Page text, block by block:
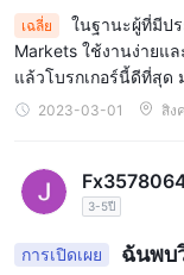
และ Swift จัดการสิ่งนี้
Sofort, EPS, iDeal แ
สำหรับรายละเอียดโดย
และกรอบเวลาที่รองรับ
Swiss Marketsเป็นโ
กำกับหลักทรัพย์และตล
ถึงที่หลากหลายด้วยอินเ
เฉลี่ย
ในฐานะผู้ที่มีป
Markets ใช้งานง่ายแ
แล้วโบรกเกอร์นี้ดีที่สุด
2023-03-01 สิง
3-5ปี
การเปิดเผย ฉันพบ